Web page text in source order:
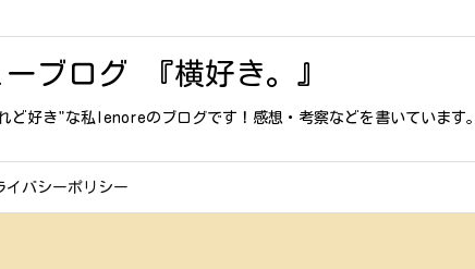
ブログ 『横好き。』
ど好き"な私lenoreのブログです！感想・考察などを書いています。
イバシーポリシー